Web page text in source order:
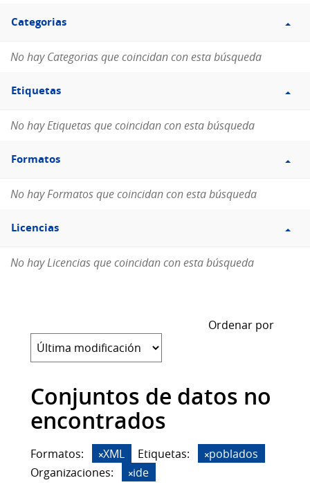
Filtro
Categorias
Categorias
No hay Categorias que coincidan con esta búsqueda
Filtro
Etiquetas
Etiquetas
No hay Etiquetas que coincidan con esta búsqueda
Filtro
Formatos
Formatos
No hay Formatos que coincidan con esta búsqueda
Filtro
Licencias
Licencias
No hay Licencias que coincidan con esta búsqueda
Ordenar por
Conjuntos de datos no
encontrados
Formatos: XML Etiquetas:
poblados
Organizaciones:
ide